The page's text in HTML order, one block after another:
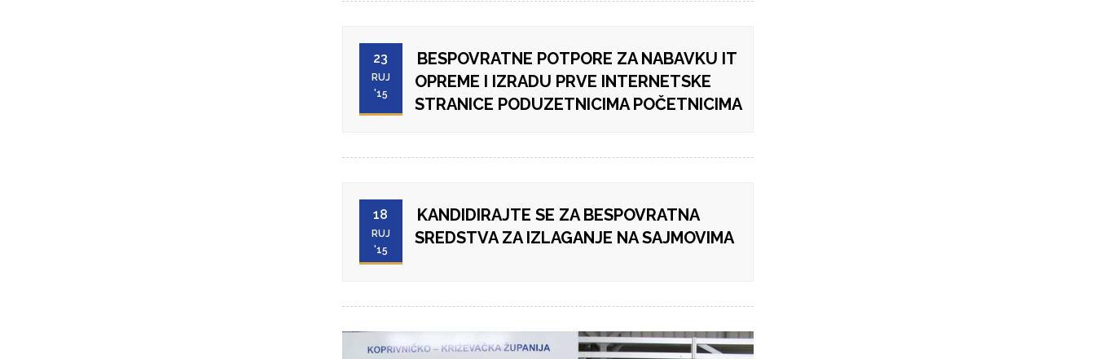
23
RUJ
'15
BESPOVRATNE POTPORE ZA NABAVKU IT
OPREME I IZRADU PRVE INTERNETSKE
STRANICE PODUZETNICIMA POČETNICIMA
18
RUJ
'15
KANDIDIRAJTE SE ZA BESPOVRATNA
SREDSTVA ZA IZLAGANJE NA SAJMOVIMA